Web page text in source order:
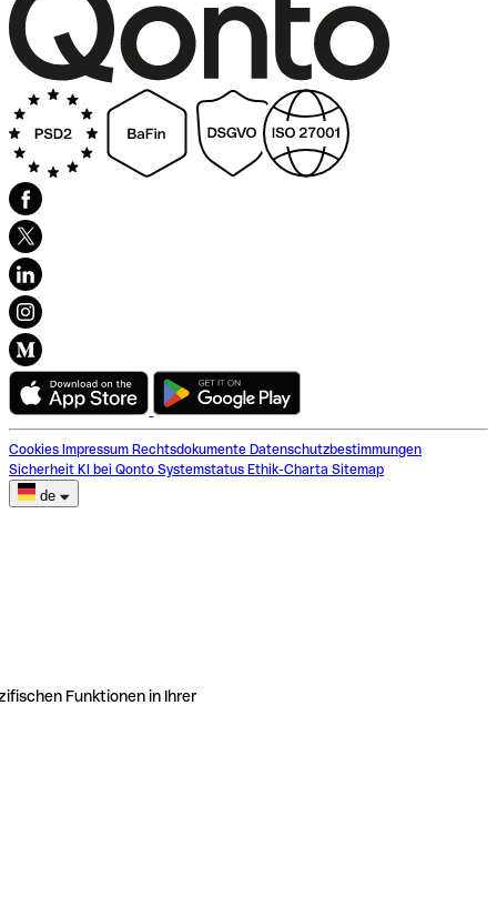
Cookies Impressum Rechtsdokumente Datenschutzbestimmungen
Sicherheit KI bei Qonto Systemstatus Ethik-Charta Sitemap
de
Funktionen in Ihrer